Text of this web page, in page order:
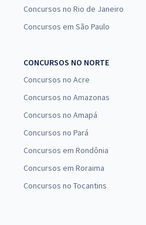
Concursos no Rio de Janeiro
Concursos em São Paulo
CONCURSOS NO NORTE
Concursos no Acre
Concursos no Amazonas
Concursos no Amapá
Concursos no Pará
Concursos em Rondônia
Concursos em Roraima
Concursos no Tocantins